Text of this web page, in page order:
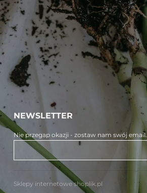
NEWSLETTER
Nie przegap okazji - zostaw nam swój email.
Sklepy internetowe shoplik.pl